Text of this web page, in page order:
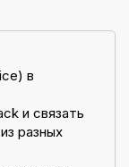
в
и связать
разных